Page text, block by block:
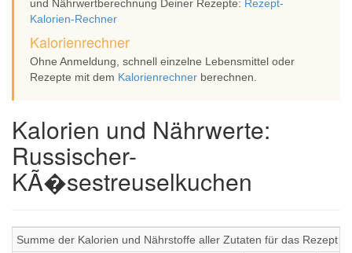
und Nährwertberechnung Deiner Rezepte: Rezept-
Kalorien-Rechner
Kalorienrechner
Ohne Anmeldung, schnell einzelne Lebensmittel oder
Rezepte mit dem Kalorienrechner berechnen.
Kalorien und Nährwerte:
Russischer-
KÃ�sestreuselkuchen
Summe der Kalorien und Nährstoffe aller Zutaten für das Rezept